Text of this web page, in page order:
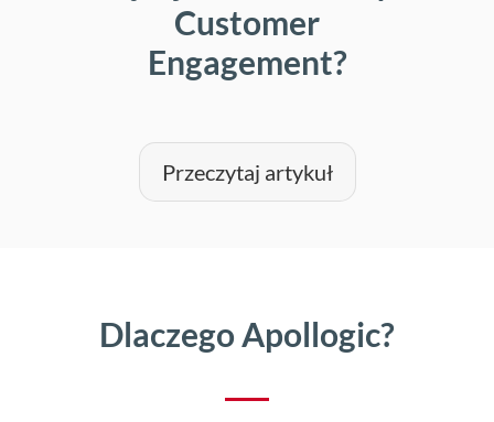
Customer
Engagement?
Przeczytaj artykuł
Dlaczego Apollogic?